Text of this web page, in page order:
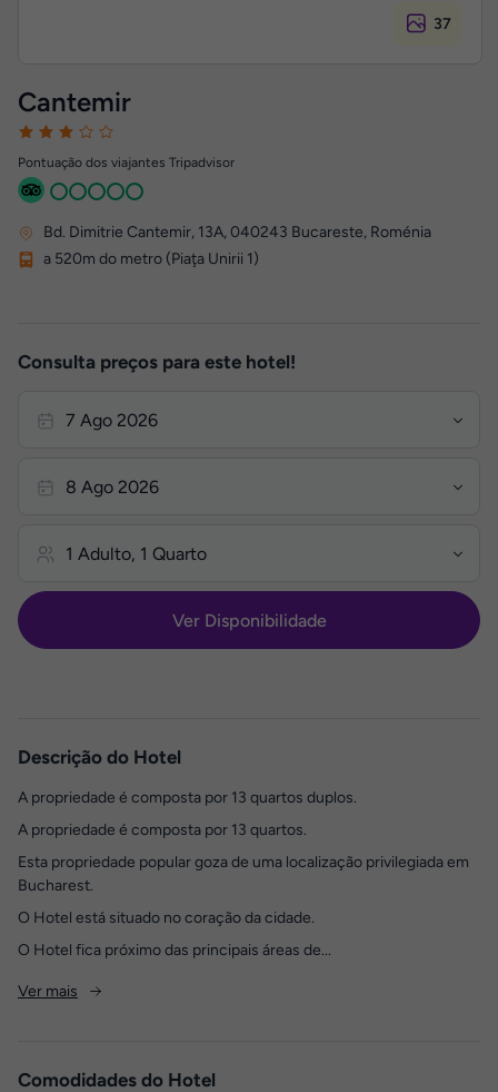
37
Cantemir
Pontuação dos viajantes Tripadvisor
Bd. Dimitrie Cantemir, 13A,040243 Bucareste, Roménia
a 520m do metro (Piaţa Unirii 1)
Consulta preços para este hotel!
Ver Disponibilidade
Descrição do Hotel
A propriedade é composta por 13 quartos duplos.
A propriedade é composta por 13 quartos.
Esta propriedade popular goza de uma localização privilegiada em
Bucharest.
O Hotel está situado no coração da cidade.
O Hotel fica próximo das principais áreas de...
Ver mais
Comodidades do Hotel